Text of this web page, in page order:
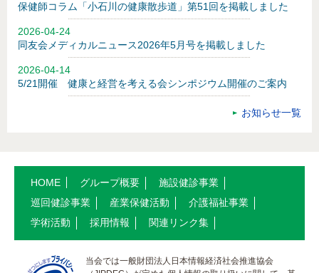
保健師コラム「小石川の健康散歩道」第51回を掲載しました
2026-04-24
同友会メディカルニュース2026年5月号を掲載しました
2026-04-14
5/21開催 健康と経営を考える会シンポジウム開催のご案内
お知らせ一覧
HOME グループ概要
施設健診事業
巡回健診事業
産業保健活動
介護福祉事業
学術活動
採用情報 関連リンク集
当会では一般財団法人日本情報経済社会推進協会